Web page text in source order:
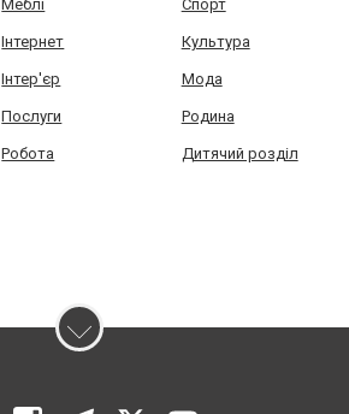
Меблі Спорт
Інтернет Культура
Інтер'єр Мода
Послуги Родина
Робота Дитячий розділ